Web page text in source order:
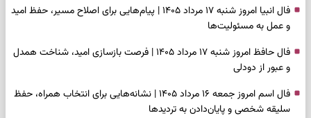
فال انبیا امروز شنبه ۱۷ مرداد ۱۴۰۵ | پیام‌هایی برای اصلاح مسیر، حفظ امید
و عمل به مسئولیت‌ها
فال حافظ امروز شنبه ۱۷ مرداد ۱۴۰۵ | فرصت بازسازی امید، شناخت همدل
و عبور از دودلی
فال اسم امروز جمعه ۱۶ مرداد ۱۴۰۵ | نشانه‌هایی برای انتخاب همراه، حفظ
سلیقه شخصی و پایان‌دادن به تردیدها